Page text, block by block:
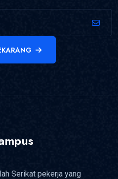
Serikat pekerja yang